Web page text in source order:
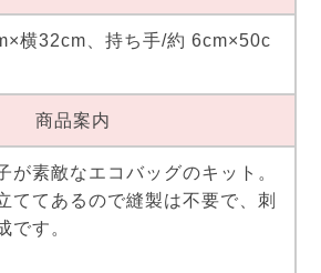
横32cm、持ち手/約 6cm×50c
商品案内
が素敵なエコバッグのキット。
ててあるので縫製は不要で、刺
です。